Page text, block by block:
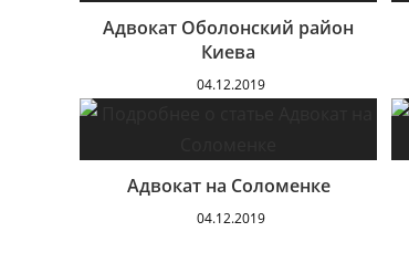
Адвокат Оболонский район
Киева
04.12.2019
Адвокат на Соломенке
04.12.2019